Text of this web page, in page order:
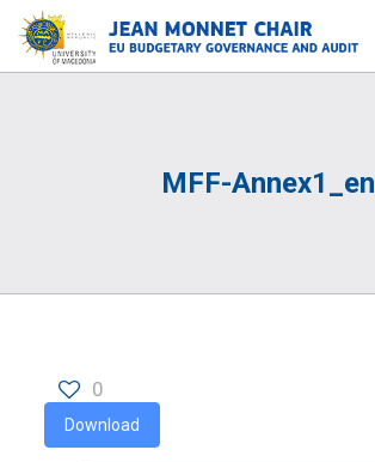
MFF-Annex1_en
0
Download